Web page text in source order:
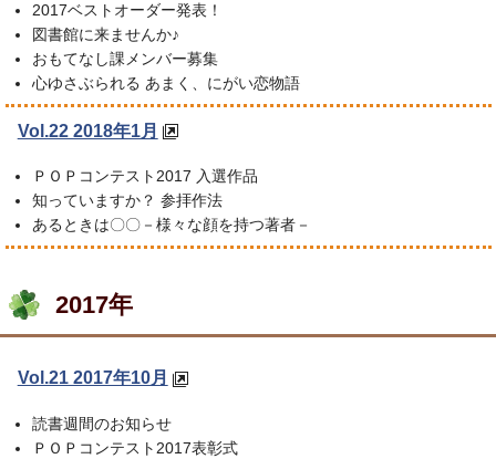
2017ベストオーダー発表！
図書館に来ませんか♪
おもてなし課メンバー募集
心ゆさぶられる あまく、にがい恋物語
Vol.22 2018年1月
ＰＯＰコンテスト2017 入選作品
知っていますか？ 参拝作法
あるときは〇〇－様々な顔を持つ著者－
2017年
Vol.21 2017年10月
読書週間のお知らせ
ＰＯＰコンテスト2017表彰式